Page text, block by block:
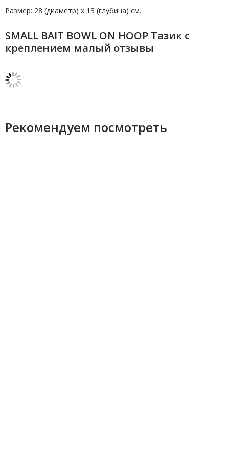
Размер: 28 (диаметр) х 13 (глубина) см.
SMALL BAIT BOWL ON HOOP Тазик с
креплением малый отзывы
Рекомендуем посмотреть